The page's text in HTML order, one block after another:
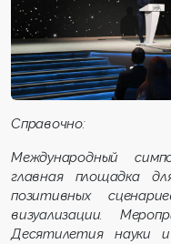
Справочно:
Международный
главная площадка
позитивных
визуализации.
Десятилетия науки